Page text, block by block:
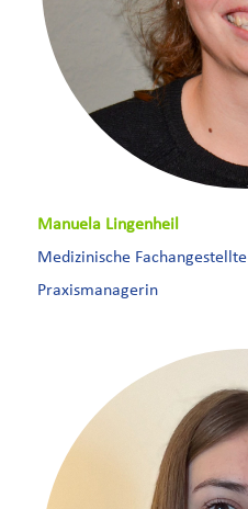
Manuela Lingenheil
Medizinische Fachangestellte
Praxismanagerin